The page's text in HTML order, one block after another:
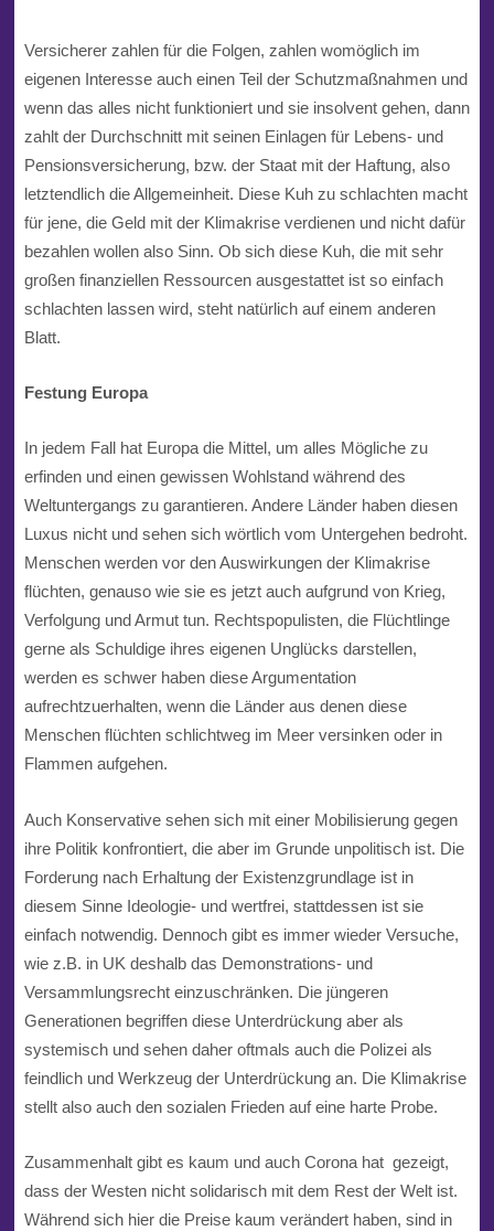
Versicherer zahlen für die Folgen, zahlen womöglich im
eigenen Interesse auch einen Teil der Schutzmaßnahmen und
wenn das alles nicht funktioniert und sie insolvent gehen, dann
zahlt der Durchschnitt mit seinen Einlagen für Lebens- und
Pensionsversicherung, bzw. der Staat mit der Haftung, also
letztendlich die Allgemeinheit. Diese Kuh zu schlachten macht
für jene, die Geld mit der Klimakrise verdienen und nicht dafür
bezahlen wollen also Sinn. Ob sich diese Kuh, die mit sehr
großen finanziellen Ressourcen ausgestattet ist so einfach
schlachten lassen wird, steht natürlich auf einem anderen
Blatt.
Festung Europa
In jedem Fall hat Europa die Mittel, um alles Mögliche zu
erfinden und einen gewissen Wohlstand während des
Weltuntergangs zu garantieren. Andere Länder haben diesen
Luxus nicht und sehen sich wörtlich vom Untergehen bedroht.
Menschen werden vor den Auswirkungen der Klimakrise
flüchten, genauso wie sie es jetzt auch aufgrund von Krieg,
Verfolgung und Armut tun. Rechtspopulisten, die Flüchtlinge
gerne als Schuldige ihres eigenen Unglücks darstellen,
werden es schwer haben diese Argumentation
aufrechtzuerhalten, wenn die Länder aus denen diese
Menschen flüchten schlichtweg im Meer versinken oder in
Flammen aufgehen.
Auch Konservative sehen sich mit einer Mobilisierung gegen
ihre Politik konfrontiert, die aber im Grunde unpolitisch ist. Die
Forderung nach Erhaltung der Existenzgrundlage ist in
diesem Sinne Ideologie- und wertfrei, stattdessen ist sie
einfach notwendig. Dennoch gibt es immer wieder Versuche,
wie z.B. in UK deshalb das Demonstrations- und
Versammlungsrecht einzuschränken. Die jüngeren
Generationen begriffen diese Unterdrückung aber als
systemisch und sehen daher oftmals auch die Polizei als
feindlich und Werkzeug der Unterdrückung an. Die Klimakrise
stellt also auch den sozialen Frieden auf eine harte Probe.
Zusammenhalt gibt es kaum und auch Corona hat gezeigt,
dass der Westen nicht solidarisch mit dem Rest der Welt ist.
Während sich hier die Preise kaum verändert haben, sind in